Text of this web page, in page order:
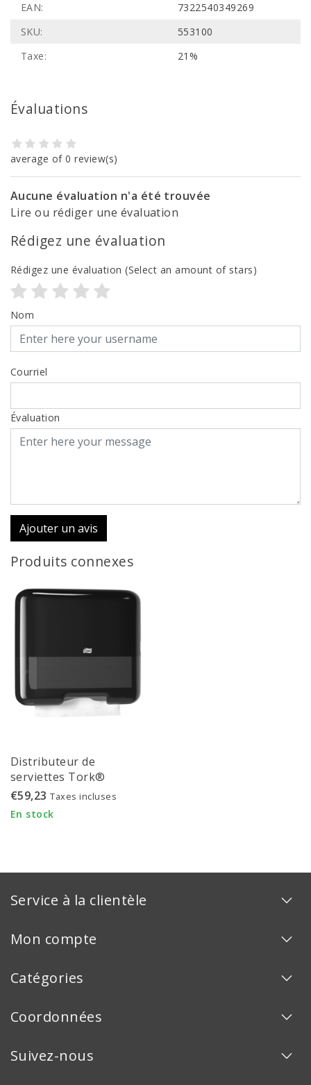
EAN:
7322540349269
SKU:
553100
Taxe:
21%
Évaluations
average of 0 review(s)
Aucune évaluation n'a été trouvée
Lire ou rédiger une évaluation
Rédigez une évaluation
Rédigez une évaluation (Select an amount of stars)
Nom
Courriel
Évaluation
Ajouter un avis
Produits connexes
Distributeur de
serviettes Tork®
Singlefold/C-fold Mini
Elevation noir - 553108
€59,23 Taxes incluses
En stock
Service à la clientèle
Mon compte
Catégories
Coordonnées
Suivez-nous